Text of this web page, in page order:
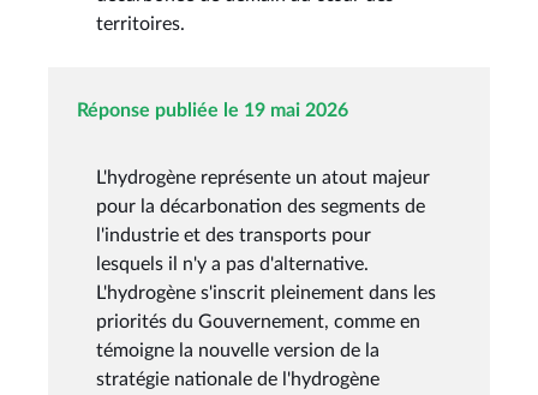
territoires.
Réponse publiée le 19 mai 2026
L'hydrogène représente un atout majeur
pour la décarbonation des segments de
l'industrie et des transports pour
lesquels il n'y a pas d'alternative.
L'hydrogène s'inscrit pleinement dans les
priorités du Gouvernement, comme en
témoigne la nouvelle version de la
stratégie nationale de l'hydrogène